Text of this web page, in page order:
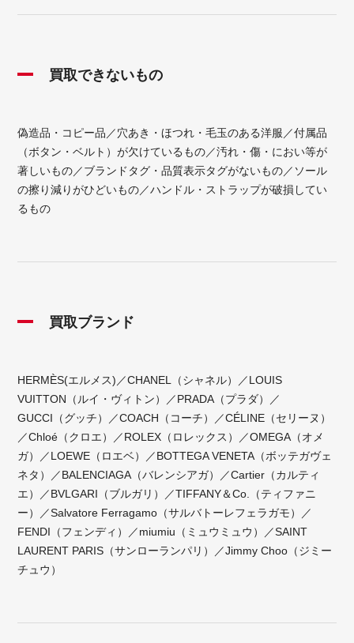
買取できないもの
偽造品・コピー品／穴あき・ほつれ・毛玉のある洋服／付属品
（ボタン・ベルト）が欠けているもの／汚れ・傷・におい等が
著しいもの／ブランドタグ・品質表示タグがないもの／ソール
の擦り減りがひどいもの／ハンドル・ストラップが破損してい
るもの
買取ブランド
HERMÈS(エルメス)／CHANEL（シャネル）／LOUIS
VUITTON（ルイ・ヴィトン）／PRADA（プラダ）／
GUCCI（グッチ）／COACH（コーチ）／CÉLINE（セリーヌ）
／Chloé（クロエ）／ROLEX（ロレックス）／OMEGA（オメ
ガ）／LOEWE（ロエベ）／BOTTEGA VENETA（ボッテガヴェ
ネタ）／BALENCIAGA（バレンシアガ）／Cartier（カルティ
エ）／BVLGARI（ブルガリ）／TIFFANY＆Co.（ティファニ
ー）／Salvatore Ferragamo（サルバトーレフェラガモ）／
FENDI（フェンディ）／miumiu（ミュウミュウ）／SAINT
LAURENT PARIS（サンローランパリ）／Jimmy Choo（ジミー
チュウ）